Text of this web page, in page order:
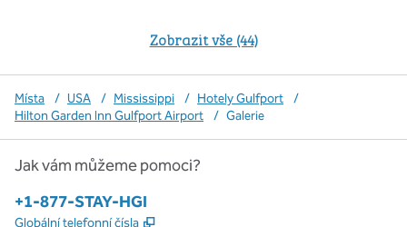
Zobrazit vše (44)
Místa / USA / Mississippi / Hotely Gulfport
/
Hilton Garden Inn Gulfport Airport
/ Galerie
Jak vám můžeme pomoci?
Telefon:
+1-877-STAY-HGI
Globální telefonní čísla ,